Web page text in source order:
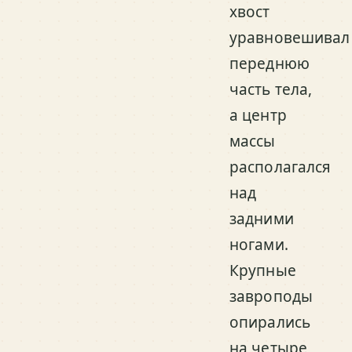
хвост
уравновешивал
переднюю
часть тела,
а центр
массы
располагался
над
задними
ногами.
Крупные
завроподы
опирались
на четыре